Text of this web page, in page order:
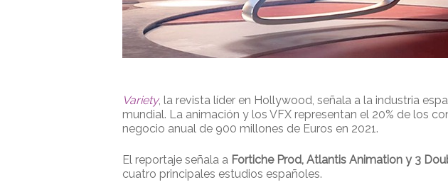
Variety, la revista líder en Hollywood, señala a la industria
mundial. La animación y los VFX representan el 20% de los
negocio anual de 900 millones de Euros en 2021.
El reportaje señala a Fortiche Prod, Atlantis Animation y 3
cuatro principales estudios españoles.